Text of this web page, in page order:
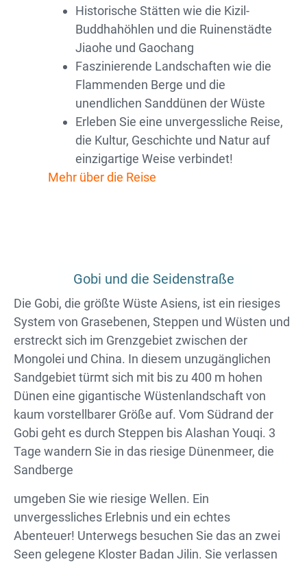
Historische Stätten wie die Kizil-
Buddhahöhlen und die Ruinenstädte
Jiaohe und Gaochang
Faszinierende Landschaften wie die
Flammenden Berge und die
unendlichen Sanddünen der Wüste
Erleben Sie eine unvergessliche Reise,
die Kultur, Geschichte und Natur auf
einzigartige Weise verbindet!
Mehr über die Reise
Gobi und die Seidenstraße
Die Gobi, die größte Wüste Asiens, ist ein riesiges
System von Grasebenen, Steppen und Wüsten und
erstreckt sich im Grenzgebiet zwischen der
Mongolei und China. In diesem unzugänglichen
Sandgebiet türmt sich mit bis zu 400 m hohen
Dünen eine gigantische Wüstenlandschaft von
kaum vorstellbarer Größe auf. Vom Südrand der
Gobi geht es durch Steppen bis Alashan Youqi. 3
Tage wandern Sie in das riesige Dünenmeer, die
Sandberge
umgeben Sie wie riesige Wellen. Ein
unvergessliches Erlebnis und ein echtes
Abenteuer! Unterwegs besuchen Sie das an zwei
Seen gelegene Kloster Badan Jilin. Sie verlassen